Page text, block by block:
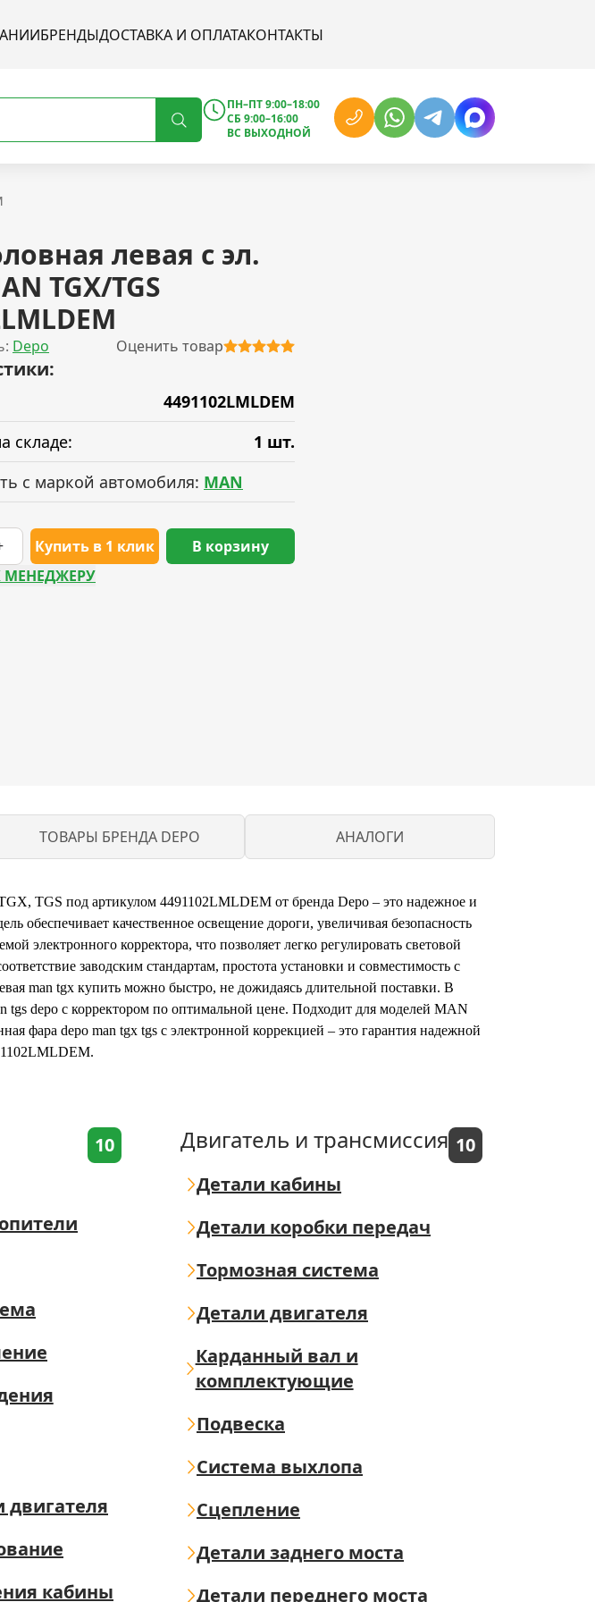
БРЕНДЫДОСТАВКА И ОПЛАТАКОНТАКТЫ
ПН–ПТ 9:00–18:00
СБ 9:00–16:00
ВС ВЫХОДНОЙ
левая с эл.
TGX/TGS
Depo Оценить товар
4491102LMLDEM
складе:
1 шт.
с маркой автомобиля: MAN
Купить в 1 клик
В корзину
МЕНЕДЖЕРУ
ТОВАРЫ БРЕНДА DEPO АНАЛОГИ
TGS под артикулом 4491102LMLDEM от бренда Depo – это надежное и
обеспечивает качественное освещение дороги, увеличивая безопасность
электронного корректора, что позволяет легко регулировать световой
заводским стандартам, простота установки и совместимость с
man tgx купить можно быстро, не дожидаясь длительной поставки. В
tgs depo с корректором по оптимальной цене. Подходит для моделей MAN
фара depo man tgx tgs с электронной коррекцией – это гарантия надежной
10
двигателя
кабины
Двигатель и трансмиссия 10
Детали кабины
Детали коробки передач
Тормозная система
Детали двигателя
Карданный вал и
комплектующие
Подвеска
Система выхлопа
Сцепление
Детали заднего моста
Детали переднего моста